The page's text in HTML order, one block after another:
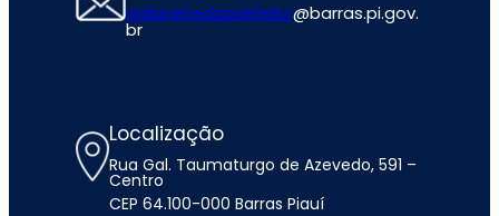
gabinetedoprefeito@barras.pi.gov.
br
Localização
Rua Gal. Taumaturgo de Azevedo, 591 –
Centro
CEP 64.100-000 Barras Piauí